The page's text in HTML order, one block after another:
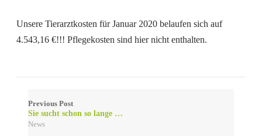
Unsere Tierarztkosten für Januar 2020 belaufen sich auf
4.543,16 €!!! Pflegekosten sind hier nicht enthalten.
Previous Post
Sie sucht schon so lange …
News